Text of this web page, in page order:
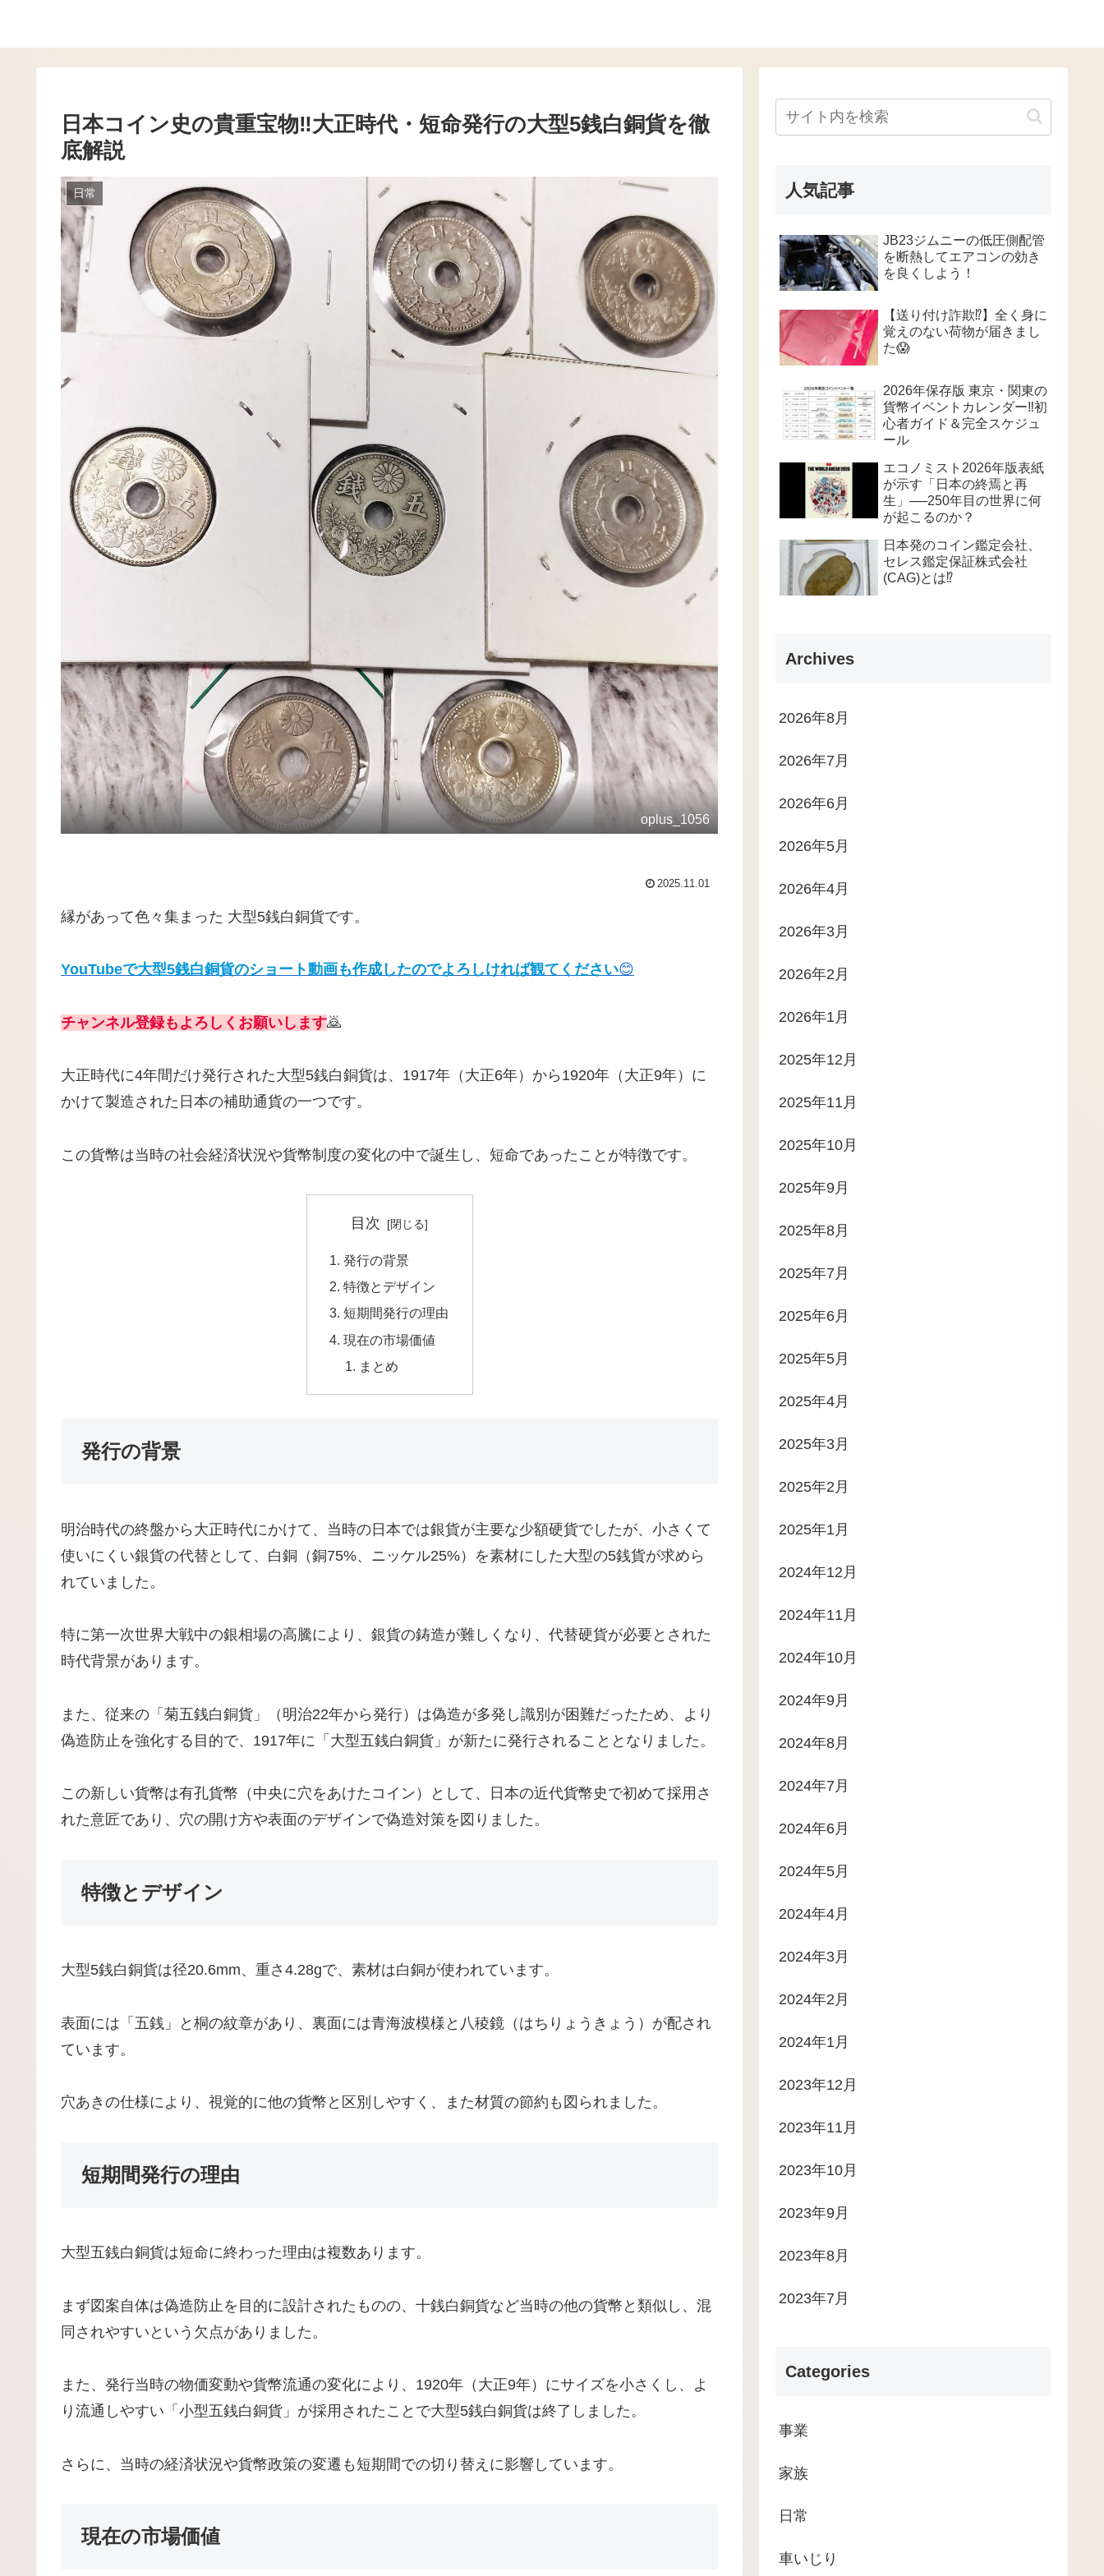
日本コイン史の貴重宝物‼️大正時代・短命発行の大型5銭白銅貨を徹
底解説
日常
oplus_1056
2025.11.01
縁があって色々集まった 大型5銭白銅貨です。
YouTubeで大型5銭白銅貨のショート動画も作成したのでよろしければ観てください😊
チャンネル登録もよろしくお願いします🙇
大正時代に4年間だけ発行された大型5銭白銅貨は、1917年（大正6年）から1920年（大正9年）に
かけて製造された日本の補助通貨の一つです。
この貨幣は当時の社会経済状況や貨幣制度の変化の中で誕生し、短命であったことが特徴です。
目次
発行の背景
特徴とデザイン
短期間発行の理由
現在の市場価値
まとめ
発行の背景
明治時代の終盤から大正時代にかけて、当時の日本では銀貨が主要な少額硬貨でしたが、小さくて
使いにくい銀貨の代替として、白銅（銅75%、ニッケル25%）を素材にした大型の5銭貨が求めら
れていました。
特に第一次世界大戦中の銀相場の高騰により、銀貨の鋳造が難しくなり、代替硬貨が必要とされた
時代背景があります。
また、従来の「菊五銭白銅貨」（明治22年から発行）は偽造が多発し識別が困難だったため、より
偽造防止を強化する目的で、1917年に「大型五銭白銅貨」が新たに発行されることとなりました。
この新しい貨幣は有孔貨幣（中央に穴をあけたコイン）として、日本の近代貨幣史で初めて採用さ
れた意匠であり、穴の開け方や表面のデザインで偽造対策を図りました。
特徴とデザイン
大型5銭白銅貨は径20.6mm、重さ4.28gで、素材は白銅が使われています。
表面には「五銭」と桐の紋章があり、裏面には青海波模様と八稜鏡（はちりょうきょう）が配され
ています。
穴あきの仕様により、視覚的に他の貨幣と区別しやすく、また材質の節約も図られました。
短期間発行の理由
大型五銭白銅貨は短命に終わった理由は複数あります。
まず図案自体は偽造防止を目的に設計されたものの、十銭白銅貨など当時の他の貨幣と類似し、混
同されやすいという欠点がありました。
また、発行当時の物価変動や貨幣流通の変化により、1920年（大正9年）にサイズを小さくし、よ
り流通しやすい「小型五銭白銅貨」が採用されたことで大型5銭白銅貨は終了しました。
さらに、当時の経済状況や貨幣政策の変遷も短期間での切り替えに影響しています。
現在の市場価値
人気記事
JB23ジムニーの低圧側配管
を断熱してエアコンの効き
を良くしよう！
【送り付け詐欺⁉️】全く身に
覚えのない荷物が届きまし
た😱
2026年保存版 東京・関東の
貨幣イベントカレンダー‼️初
心者ガイド＆完全スケジュ
ール
エコノミスト2026年版表紙
が示す「日本の終焉と再
生」──250年目の世界に何
が起こるのか？
日本発のコイン鑑定会社、
セレス鑑定保証株式会社
(CAG)とは⁉️
Archives
2026年8月
2026年7月
2026年6月
2026年5月
2026年4月
2026年3月
2026年2月
2026年1月
2025年12月
2025年11月
2025年10月
2025年9月
2025年8月
2025年7月
2025年6月
2025年5月
2025年4月
2025年3月
2025年2月
2025年1月
2024年12月
2024年11月
2024年10月
2024年9月
2024年8月
2024年7月
2024年6月
2024年5月
2024年4月
2024年3月
2024年2月
2024年1月
2023年12月
2023年11月
2023年10月
2023年9月
2023年8月
2023年7月
Categories
事業
家族
日常
車いじり